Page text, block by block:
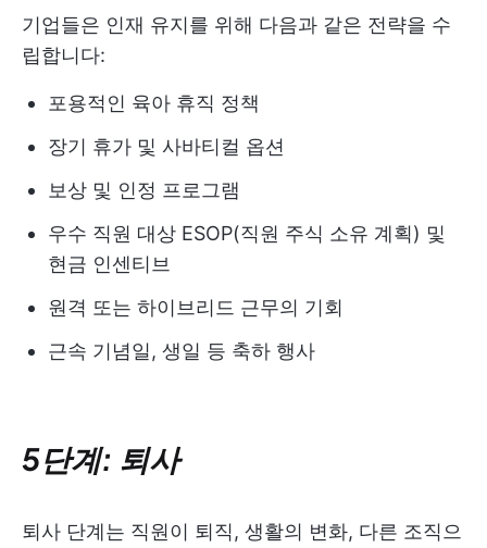
기업들은 인재 유지를 위해 다음과 같은 전략을 수
립합니다:
포용적인 육아 휴직 정책
장기 휴가 및 사바티컬 옵션
보상 및 인정 프로그램
우수 직원 대상 ESOP(직원 주식 소유 계획) 및
현금 인센티브
원격 또는 하이브리드 근무의 기회
근속 기념일, 생일 등 축하 행사
5단계: 퇴사
퇴사 단계는 직원이 퇴직, 생활의 변화, 다른 조직으